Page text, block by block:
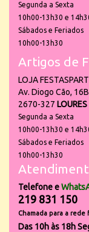
Segunda a Sexta
10h00-13h30 e
Sábados e Feriados
10h00-13h30
Artigos de
LOJA
Av. Diogo Cão,
2670-327 LOURES
Segunda a Sexta
10h00-13h30 e
Sábados e Feriados
10h00-13h30
Telefone e
219 831 150
Chamada para a rede
Das 10h às 18h